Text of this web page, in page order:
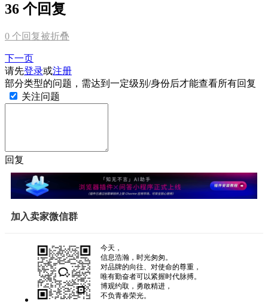
36 个回复
0 个回复被折叠
下一页
请先登录或注册
部分类型的问题，需达到一定级别/身份后才能查看所有回复
关注问题
回复
加入卖家微信群
今天，
信息浩瀚，时光匆匆。
对品牌的向往、对使命的尊重，
唯有勤奋者可以紧握时代脉搏。
博观约取，勇敢精进，
不负青春荣光。